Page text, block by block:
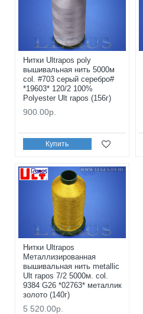
Нитки Ultrapos poly
вышивальная нить 5000м
col. #703 серый серебро#
*19603* 120/2 100%
Polyester Ult rapos (156г)
900.00р.
Купить
Нитки Ultrapos
Металлизированная
вышивальная нить metallic
Ult rapos 7/2 5000м. col.
9384 G26 *02763* металлик
золото (140г)
5 520.00р.